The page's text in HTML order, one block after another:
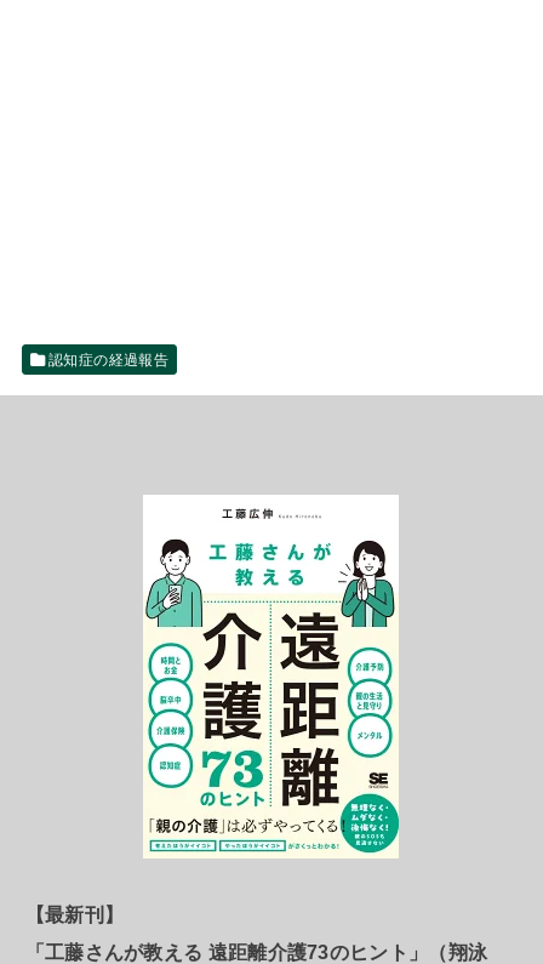
認知症の経過報告
【最新刊】
「工藤さんが教える 遠距離介護73のヒント」（翔泳